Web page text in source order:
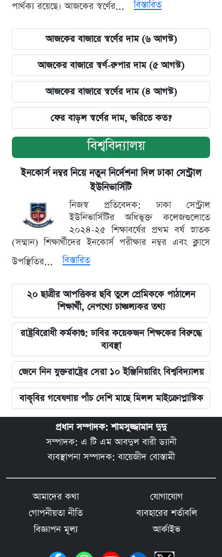
পার্থক্য রয়েছে। আজকের স্বর্ণের...
বিস্তারিত
আজকের বাজারে স্বর্ণের দাম (৬ আগস্ট)
আজকের বাজারে স্বর্ণ-রুপার দাম (৫ আগস্ট)
আজকের বাজারে স্বর্ণের দাম (৪ আগস্ট)
ফের বাড়ল স্বর্ণের দাম, ভরিতে কত?
বিশ্ববিদ্যালয়
ইনকোর্স নম্বর নিয়ে নতুন নির্দেশনা দিল ঢাকা সেন্ট্রাল
ইউনিভার্সিটি
নিজস্ব প্রতিবেদক: ঢাকা সেন্ট্রাল
ইউনিভার্সিটির অধিভুক্ত কলেজগুলোতে
২০২৪-২৫ শিক্ষাবর্ষের প্রথম বর্ষ স্নাতক
(সম্মান) শিক্ষার্থীদের ইনকোর্স পরীক্ষার নম্বর এবং ক্লাসে
উপস্থিতির...
বিস্তারিত
২০ ছাত্রীর আপত্তিকর ছবি তুলে প্রেমিককে পাঠালেন
শিক্ষার্থী, নেপথ্যে চাঞ্চল্যকর তথ্য
রাষ্ট্রবিরোধী কর্মকাণ্ড: ঢাবির কয়েকজন শিক্ষকের বিরুদ্ধে
ব্যবস্থা
জেনে নিন যুক্তরাষ্ট্রের সেরা ১০ ইঞ্জিনিয়ারিং বিশ্ববিদ্যালয়
বাকৃবির গবেষণায় পাঁচ দেশি মাছে মিলল মাইক্রোপ্লাস্টিক
প্রধান সম্পাদক: শামসুজ্জামান দুদু
সম্পাদক: এ টি এম আবদুল বারী ড্যানী
ব্যবস্থাপনা সম্পাদক: বায়েজীদ বোস্তামী
আমাদের কথা
যোগাযোগ
গোপনীয়তা নীতি
ব্যবহারের শর্তাবলি
বিজ্ঞাপন মূল্য
আর্কাইভ